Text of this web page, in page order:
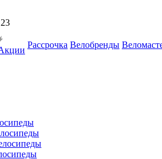
Рассрочка Велобренды